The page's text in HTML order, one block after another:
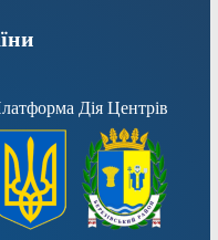
Дія Центрів